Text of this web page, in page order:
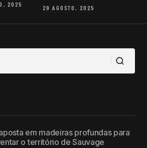
2025
29 AGOSTO, 2025
em madeiras profundas para
o território de Sauvage